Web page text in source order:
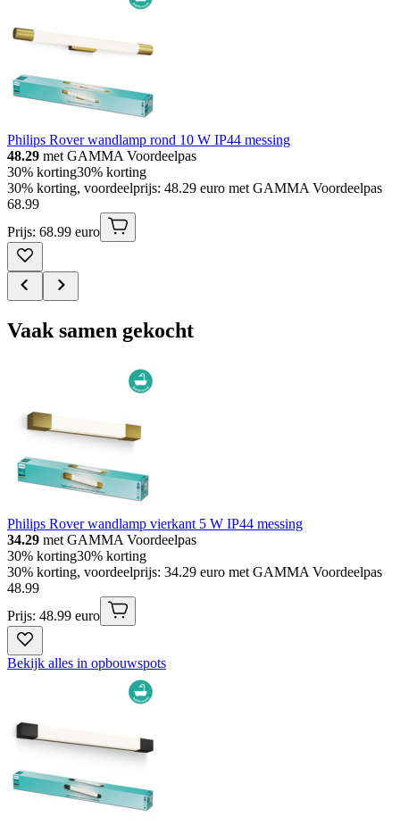
Philips Rover wandlamp rond 10 W IP44 messing
48.29 met GAMMA Voordeelpas
30% korting30% korting
30% korting, voordeelprijs: 48.29 euro met GAMMA Voordeelpas
68.99
Prijs: 68.99 euro
Vaak samen gekocht
Philips Rover wandlamp vierkant 5 W IP44 messing
34.29 met GAMMA Voordeelpas
30% korting30% korting
30% korting, voordeelprijs: 34.29 euro met GAMMA Voordeelpas
48.99
Prijs: 48.99 euro
Bekijk alles in opbouwspots